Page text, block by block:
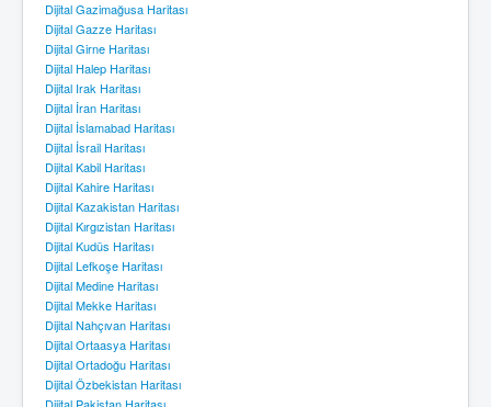
Dijital Gazimağusa Haritası
Dijital Gazze Haritası
Dijital Girne Haritası
Dijital Halep Haritası
Dijital Irak Haritası
Dijital İran Haritası
Dijital İslamabad Haritası
Dijital İsrail Haritası
Dijital Kabil Haritası
Dijital Kahire Haritası
Dijital Kazakistan Haritası
Dijital Kırgızistan Haritası
Dijital Kudüs Haritası
Dijital Lefkoşe Haritası
Dijital Medine Haritası
Dijital Mekke Haritası
Dijital Nahçıvan Haritası
Dijital Ortaasya Haritası
Dijital Ortadoğu Haritası
Dijital Özbekistan Haritası
Dijital Pakistan Haritası